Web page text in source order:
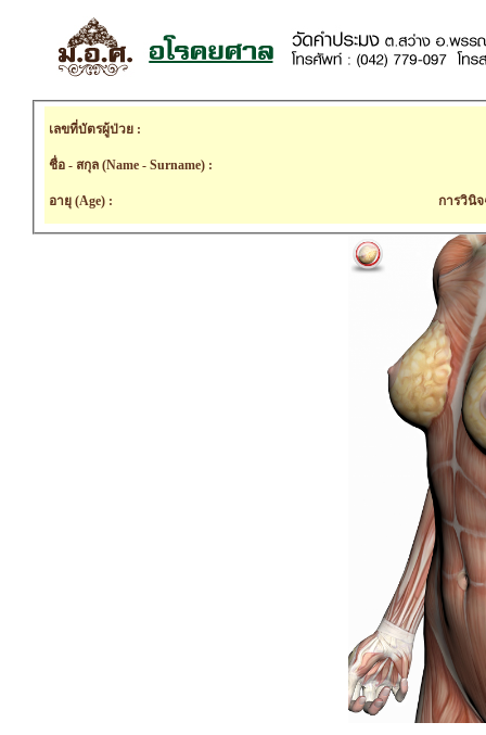
เลขที่บัตรผู้ป่วย :
ชื่อ - สกุล (Name - Surname) :
อายุ (Age) : การวินิ